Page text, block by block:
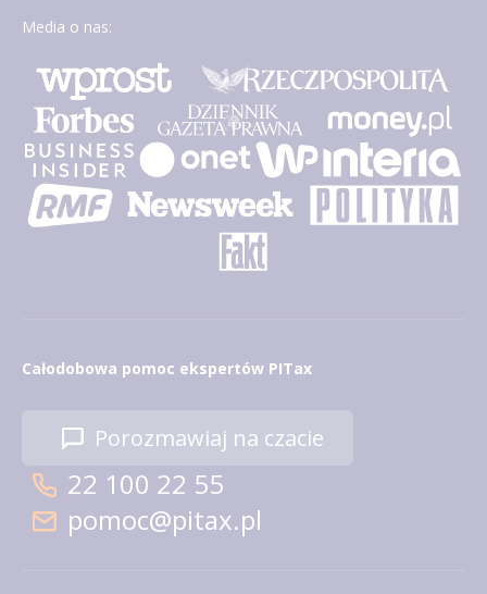
Media o nas:
Całodobowa pomoc ekspertów PITax
Porozmawiaj na czacie
22 100 22 55
pomoc@pitax.pl